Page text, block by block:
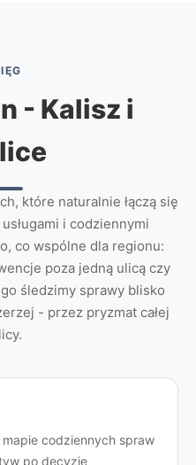
- Kalisz i
które naturalnie łączą się
i codziennymi
co wspólne dla regionu:
poza jedną ulicą czy
śledzimy sprawy blisko
- przez pryzmat całej
codziennych spraw
po decyzje